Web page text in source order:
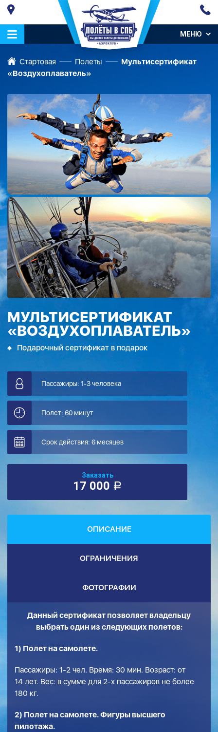
МЕНЮ
Стартовая Полеты
Мультисертификат
«Воздухоплаватель»
МУЛЬТИСЕРТИФИКАТ
«ВОЗДУХОПЛАВАТЕЛЬ»
Подарочный сертификат в подарок
Пассажиры: 1-3 человека
Полет: 60 минут
Срок действия: 6 месяцев
Заказать
17 000 a
ОПИСАНИЕ
ОГРАНИЧЕНИЯ
ФОТОГРАФИИ
Данный сертификат позволяет владельцу
выбрать один из следующих полетов:
1) Полет на самолете.
Пассажиры: 1-2 чел. Время: 30 мин. Возраст: от
14 лет. Вес: в сумме для 2-х пассажиров не более
180 кг.
2) Полет на самолете. Фигуры высшего
пилотажа.